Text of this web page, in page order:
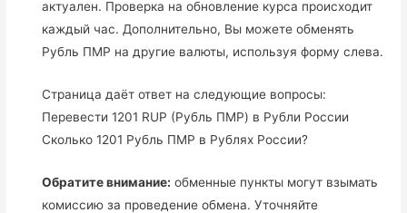
актуален. Проверка на обновление курса происходит
каждый час. Дополнительно, Вы можете обменять
Рубль ПМР на другие валюты, используя форму слева.
Страница даёт ответ на следующие вопросы:
Перевести 1201 RUP (Рубль ПМР) в Рубли России
Сколько 1201 Рубль ПМР в Рублях России?
Обратите внимание: обменные пункты могут взымать
комиссию за проведение обмена. Уточняйте